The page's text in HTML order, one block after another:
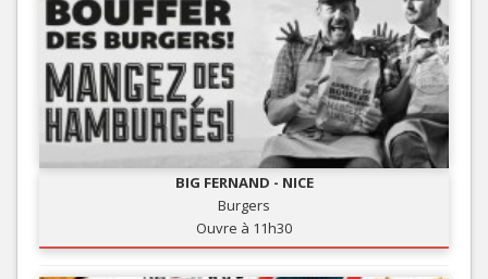
BIG FERNAND - NICE
Burgers
Ouvre à 11h30